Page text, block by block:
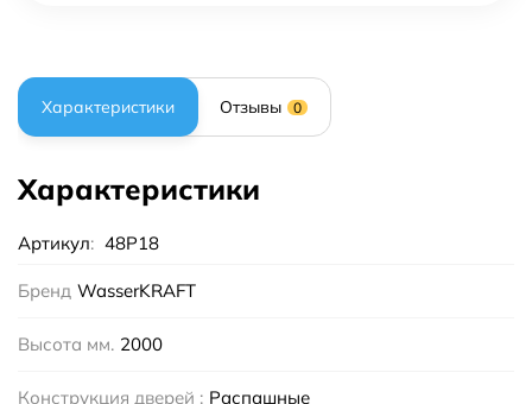
Характеристики Отзывы 0
Характеристики
Артикул: 48P18
Бренд WasserKRAFT
Высота мм. 2000
Конструкция дверей : Распашные